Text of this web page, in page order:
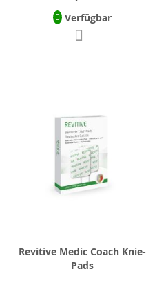
Verfügbar
Revitive Medic Coach Knie-
Pads